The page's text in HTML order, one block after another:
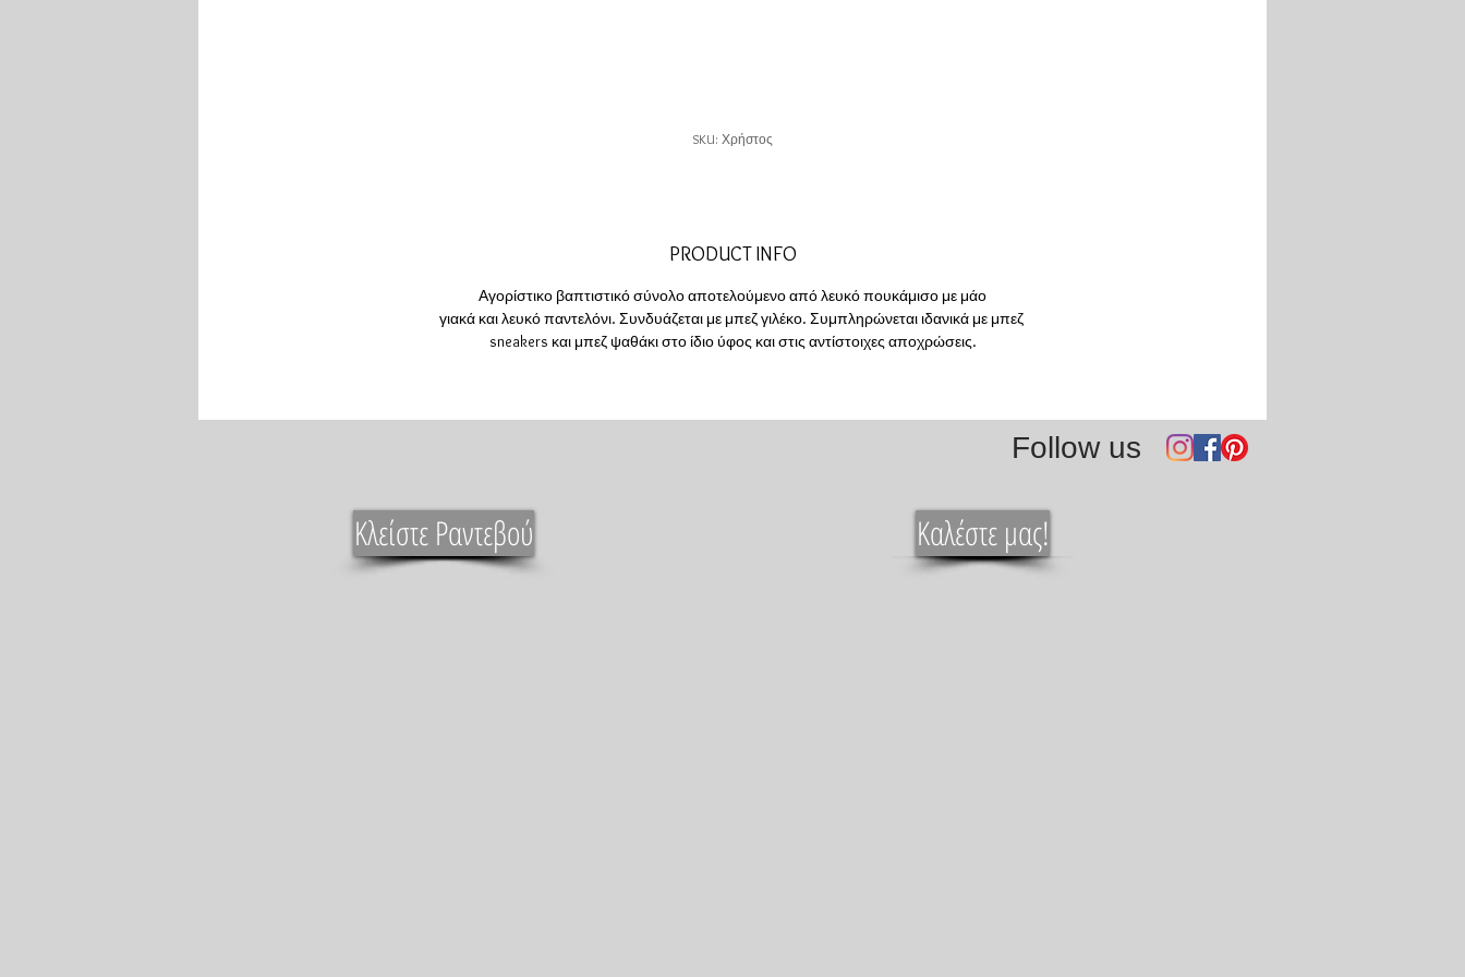
SKU: Χρήστος
PRODUCT INFO
Αγορίστικο βαπτιστικό σύνολο αποτελούμενο από λευκό πουκάμισο με μάο
γιακά και λευκό παντελόνι. Συνδυάζεται με μπεζ γιλέκο. Συμπληρώνεται ιδανικά με μπεζ
sneakers και μπεζ ψαθάκι στο ίδιο ύφος και στις αντίστοιχες αποχρώσεις.
Κλείστε Ραντεβού
Follow us
Καλέστε μας!